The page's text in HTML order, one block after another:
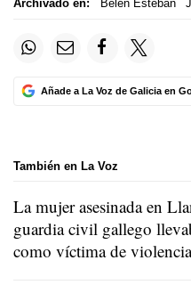
Archivado en: Belén Esteban
Añade a La Voz de Galicia en
También en La Voz
La mujer asesinada en
guardia civil gallego
como víctima de